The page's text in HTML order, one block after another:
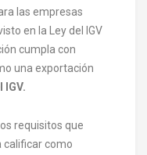
las empresas
en la Ley del IGV
cumpla con
una exportación
IGV.
requisitos que
calificar como